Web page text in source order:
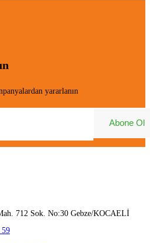
yararlanın
712 Sok. No:30 Gebze/KOCAELİ
59